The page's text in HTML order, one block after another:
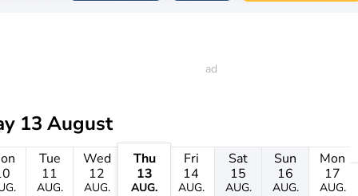
13 August
Tue
11
AUG.
Wed
12
AUG.
Thu
13
AUG.
Fri
14
AUG.
Sat
15
AUG.
Sun
16
AUG.
Mon
17
AUG.